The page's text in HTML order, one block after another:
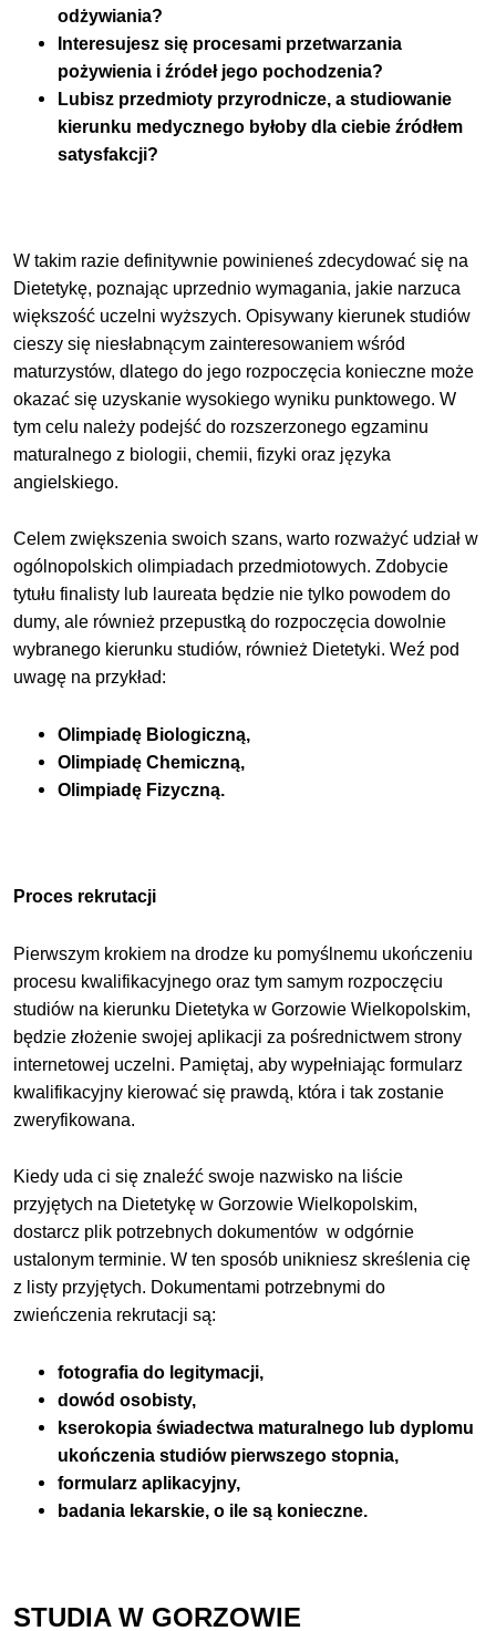
odżywiania?
Interesujesz się procesami przetwarzania
pożywienia i źródeł jego pochodzenia?
Lubisz przedmioty przyrodnicze, a studiowanie
kierunku medycznego byłoby dla ciebie źródłem
satysfakcji?
W takim razie definitywnie powinieneś zdecydować się na
Dietetykę, poznając uprzednio wymagania, jakie narzuca
większość uczelni wyższych. Opisywany kierunek studiów
cieszy się niesłabnącym zainteresowaniem wśród
maturzystów, dlatego do jego rozpoczęcia konieczne może
okazać się uzyskanie wysokiego wyniku punktowego. W
tym celu należy podejść do rozszerzonego egzaminu
maturalnego z biologii, chemii, fizyki oraz języka
angielskiego.
Celem zwiększenia swoich szans, warto rozważyć udział w
ogólnopolskich olimpiadach przedmiotowych. Zdobycie
tytułu finalisty lub laureata będzie nie tylko powodem do
dumy, ale również przepustką do rozpoczęcia dowolnie
wybranego kierunku studiów, również Dietetyki. Weź pod
uwagę na przykład:
Olimpiadę Biologiczną,
Olimpiadę Chemiczną,
Olimpiadę Fizyczną.
Proces rekrutacji
Pierwszym krokiem na drodze ku pomyślnemu ukończeniu
procesu kwalifikacyjnego oraz tym samym rozpoczęciu
studiów na kierunku Dietetyka w Gorzowie Wielkopolskim,
będzie złożenie swojej aplikacji za pośrednictwem strony
internetowej uczelni. Pamiętaj, aby wypełniając formularz
kwalifikacyjny kierować się prawdą, która i tak zostanie
zweryfikowana.
Kiedy uda ci się znaleźć swoje nazwisko na liście
przyjętych na Dietetykę w Gorzowie Wielkopolskim,
dostarcz plik potrzebnych dokumentów w odgórnie
ustalonym terminie. W ten sposób unikniesz skreślenia cię
z listy przyjętych. Dokumentami potrzebnymi do
zwieńczenia rekrutacji są:
fotografia do legitymacji,
dowód osobisty,
kserokopia świadectwa maturalnego lub dyplomu
ukończenia studiów pierwszego stopnia,
formularz aplikacyjny,
badania lekarskie, o ile są konieczne.
STUDIA W GORZOWIE